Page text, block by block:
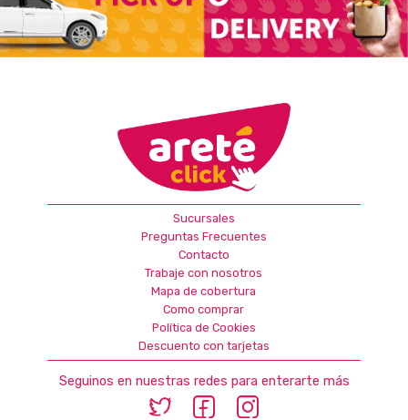
Sucursales
Preguntas Frecuentes
Contacto
Trabaje con nosotros
Mapa de cobertura
Como comprar
Política de Cookies
Descuento con tarjetas
Seguinos en nuestras redes para enterarte más